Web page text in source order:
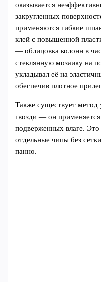
оказывается
закругленных
применяются гибкие
клей с повышенной
— облицовка колонн в
стеклянную мозаику на
укладывал её на
обеспечив плотное
Также существует метод
гвозди — он
подверженных влаге.
отдельные чипы без
панно.